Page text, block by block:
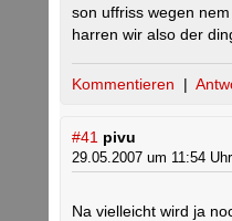
son uffriss wegen
harren wir also der
Kommentieren |
#41 pivu
29.05.2007 um 11:54 Uhr
Na vielleicht wird ja